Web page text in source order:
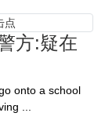
方:疑在
onto a school
...